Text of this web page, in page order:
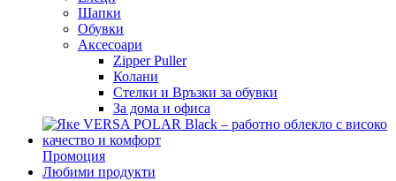
Шапки
Обувки
Аксесоари
Zipper Puller
Колани
Стелки и Връзки за обувки
За дома и офиса
Промоция
Любими продукти